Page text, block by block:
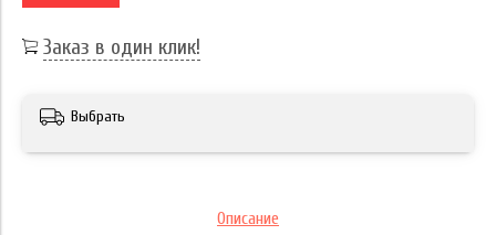
Заказ в один клик!
Выбрать
Описание